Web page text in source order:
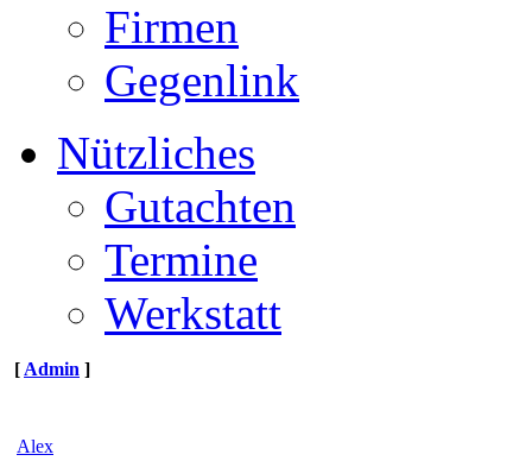
Firmen
Gegenlink
Nützliches
Gutachten
Termine
Werkstatt
[ Admin ]
Alex